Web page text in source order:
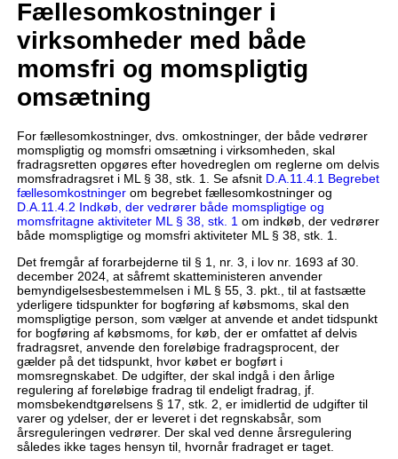
Fællesomkostninger i
virksomheder med både
momsfri og momspligtig
omsætning
For fællesomkostninger, dvs. omkostninger, der både vedrører
momspligtig og momsfri omsætning i virksomheden, skal
fradragsretten opgøres efter hovedreglen om reglerne om delvis
momsfradragsret i ML § 38, stk. 1. Se afsnit D.A.11.4.1 Begrebet
fællesomkostningerom begrebet fællesomkostninger og
D.A.11.4.2 Indkøb, der vedrører både momspligtige og
momsfritagne aktiviteter ML § 38, stk. 1 om indkøb, der vedrører
både momspligtige og momsfri aktiviteter ML § 38, stk. 1.
Det fremgår af forarbejderne til § 1, nr. 3, i lov nr. 1693 af 30.
december 2024, at såfremt skatteministeren anvender
bemyndigelsesbestemmelsen i ML § 55, 3. pkt., til at fastsætte
yderligere tidspunkter for bogføring af købsmoms, skal den
momspligtige person, som vælger at anvende et andet tidspunkt
for bogføring af købsmoms, for køb, der er omfattet af delvis
fradragsret, anvende den foreløbige fradragsprocent, der
gælder på det tidspunkt, hvor købet er bogført i
momsregnskabet. De udgifter, der skal indgå i den årlige
regulering af foreløbige fradrag til endeligt fradrag, jf.
momsbekendtgørelsens § 17, stk. 2, er imidlertid de udgifter til
varer og ydelser, der er leveret i det regnskabsår, som
årsreguleringen vedrører. Der skal ved denne årsregulering
således ikke tages hensyn til, hvornår fradraget er taget.